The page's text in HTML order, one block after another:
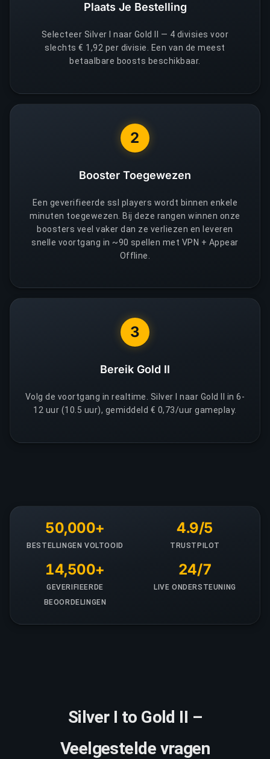
Plaats Je Bestelling
Selecteer Silver I naar Gold II — 4 divisies voor
slechts € 1,92 per divisie. Een van de meest
betaalbare boosts beschikbaar.
2
Booster Toegewezen
Een geverifieerde ssl players wordt binnen enkele
minuten toegewezen. Bij deze rangen winnen onze
boosters veel vaker dan ze verliezen en leveren
snelle voortgang in ~90 spellen met VPN + Appear
Offline.
3
Bereik Gold II
Volg de voortgang in realtime. Silver I naar Gold II in 6-
12 uur (10.5 uur), gemiddeld € 0,73/uur gameplay.
50,000+
BESTELLINGEN VOLTOOID
4.9/5
TRUSTPILOT
14,500+
GEVERIFIEERDE
BEOORDELINGEN
24/7
LIVE ONDERSTEUNING
Silver I to Gold II –
Veelgestelde vragen